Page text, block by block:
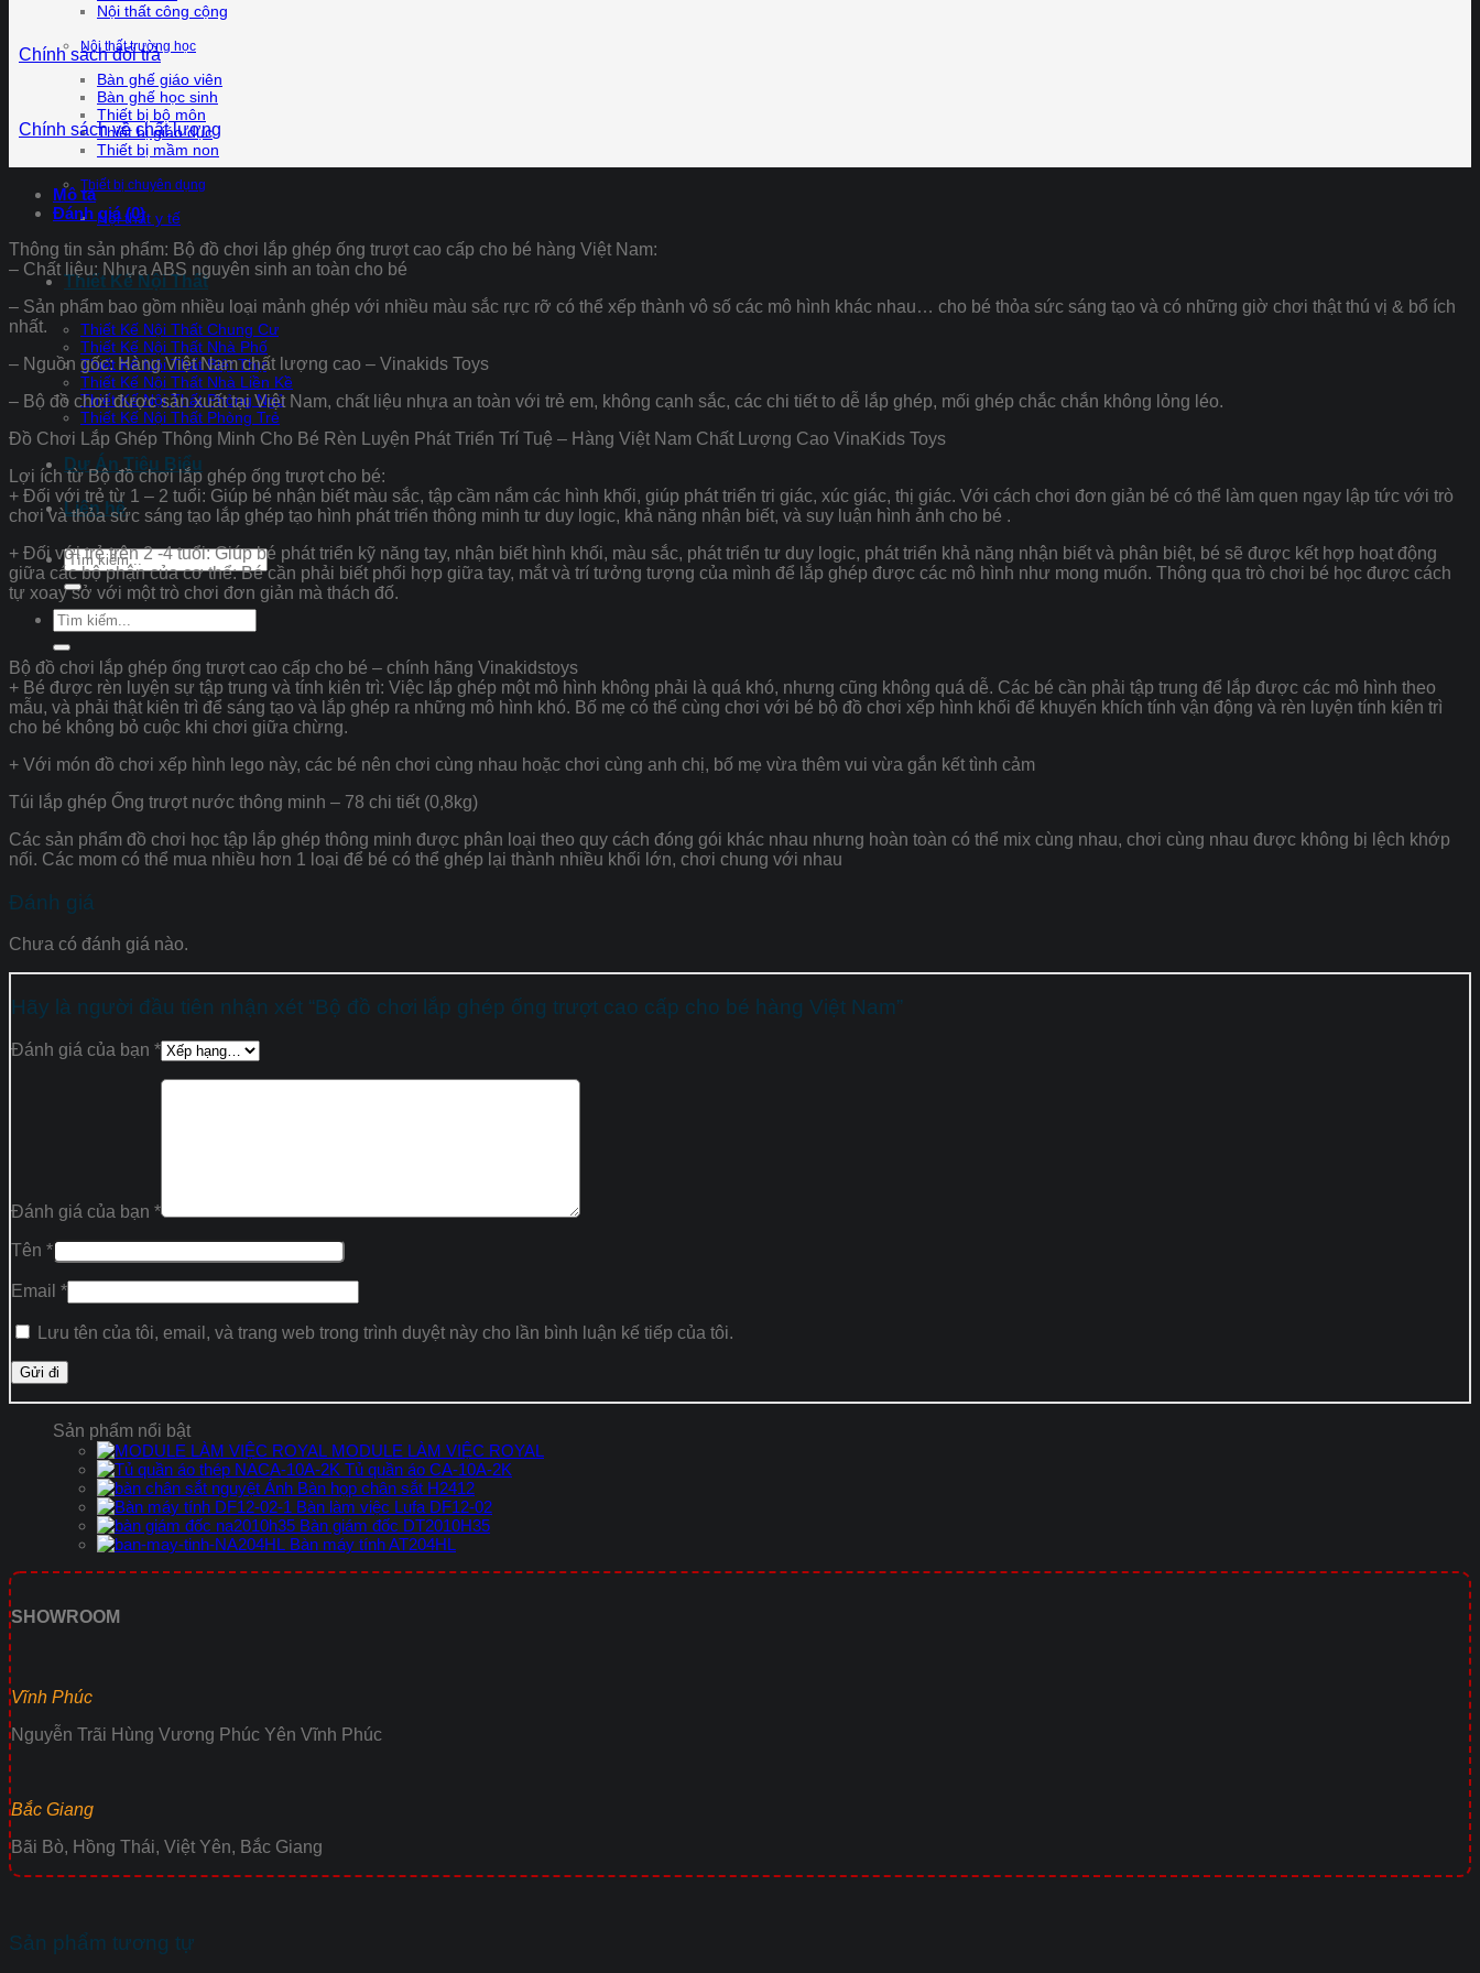
Nội thất công cộng
Nội thất trường học
Bàn ghế giáo viên
Bàn ghế học sinh
Thiết bị bộ môn
Thiết bị giáo dục
Thiết bị mầm non
Thiết bị chuyên dụng
Nội thất y tế
Thiết Kế Nội Thất
Thiết Kế Nội Thất Chung Cư
Thiết Kế Nội Thất Nhà Phố
Thiết Kế Nội Thất Biệt Thự
Thiết Kế Nội Thất Nhà Liền Kề
Thiết Kế Nội Thất Phòng Ngủ
Thiết Kế Nội Thất Phòng Trẻ
Dự Án Tiêu Biểu
Liên hệ
Tìm
kiếm:
Tìm
kiếm:
Chính sách đổi trả
Chính sách về chất lượng
Mô tả
Đánh giá (0)
Thông tin sản phẩm: Bộ đồ chơi lắp ghép ống trượt cao cấp cho bé hàng Việt Nam:
– Chất liệu: Nhựa ABS nguyên sinh an toàn cho bé
– Sản phẩm bao gồm nhiều loại mảnh ghép với nhiều màu sắc rực rỡ có thể xếp thành vô số các mô hình khác nhau… cho bé thỏa sức sáng tạo và có những giờ chơi thật thú vị & bổ ích
nhất.
– Nguồn gốc: Hàng Việt Nam chất lượng cao – Vinakids Toys
– Bộ đồ chơi được sản xuất tại Việt Nam, chất liệu nhựa an toàn với trẻ em, không cạnh sắc, các chi tiết to dễ lắp ghép, mối ghép chắc chắn không lỏng léo.
Đồ Chơi Lắp Ghép Thông Minh Cho Bé Rèn Luyện Phát Triển Trí Tuệ – Hàng Việt Nam Chất Lượng Cao VinaKids Toys
Lợi ích từ Bộ đồ chơi lắp ghép ống trượt cho bé:
+ Đối với trẻ từ 1 – 2 tuổi: Giúp bé nhận biết màu sắc, tập cầm nắm các hình khối, giúp phát triển tri giác, xúc giác, thị giác. Với cách chơi đơn giản bé có thể làm quen ngay lập tức với trò
chơi và thỏa sức sáng tạo lắp ghép tạo hình phát triển thông minh tư duy logic, khả năng nhận biết, và suy luận hình ảnh cho bé .
+ Đối với trẻ trên 2 -4 tuổi: Giúp bé phát triển kỹ năng tay, nhận biết hình khối, màu sắc, phát triển tư duy logic, phát triển khả năng nhận biết và phân biệt, bé sẽ được kết hợp hoạt động
giữa các bộ phận của cơ thể: Bé cần phải biết phối hợp giữa tay, mắt và trí tưởng tượng của mình để lắp ghép được các mô hình như mong muốn. Thông qua trò chơi bé học được cách
tự xoay sở với một trò chơi đơn giản mà thách đố.
Bộ đồ chơi lắp ghép ống trượt cao cấp cho bé – chính hãng Vinakidstoys
+ Bé được rèn luyện sự tập trung và tính kiên trì: Việc lắp ghép một mô hình không phải là quá khó, nhưng cũng không quá dễ. Các bé cần phải tập trung để lắp được các mô hình theo
mẫu, và phải thật kiên trì để sáng tạo và lắp ghép ra những mô hình khó. Bố mẹ có thể cùng chơi với bé bộ đồ chơi xếp hình khối để khuyến khích tính vận động và rèn luyện tính kiên trì
cho bé không bỏ cuộc khi chơi giữa chừng.
+ Với món đồ chơi xếp hình lego này, các bé nên chơi cùng nhau hoặc chơi cùng anh chị, bố mẹ vừa thêm vui vừa gắn kết tình cảm
Túi lắp ghép Ống trượt nước thông minh – 78 chi tiết (0,8kg)
Các sản phẩm đồ chơi học tập lắp ghép thông minh được phân loại theo quy cách đóng gói khác nhau nhưng hoàn toàn có thể mix cùng nhau, chơi cùng nhau được không bị lệch khớp
nối. Các mom có thể mua nhiều hơn 1 loại để bé có thể ghép lại thành nhiều khối lớn, chơi chung với nhau
Đánh giá
Chưa có đánh giá nào.
Hãy là người đầu tiên nhận xét “Bộ đồ chơi lắp ghép ống trượt cao cấp cho bé hàng Việt Nam”
Đánh giá của bạn *
Đánh giá của bạn *
Tên *
Email *
Lưu tên của tôi, email, và trang web trong trình duyệt này cho lần bình luận kế tiếp của tôi.
Sản phẩm nổi bật
MODULE LÀM VIỆC ROYAL
Tủ quần áo CA-10A-2K
Bàn họp chân sắt H2412
Bàn làm việc Lufa DF12-02
Bàn giám đốc DT2010H35
Bàn máy tính AT204HL
SHOWROOM
Vĩnh Phúc
Nguyễn Trãi Hùng Vương Phúc Yên Vĩnh Phúc
Bắc Giang
Bãi Bò, Hồng Thái, Việt Yên, Bắc Giang
Sản phẩm tương tự